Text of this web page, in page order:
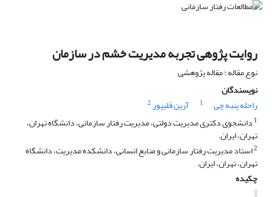
روایت پژوهی تجربه مدیریت خشم در سازمان
نوع مقاله : مقاله پژوهشی
نویسندگان
راحله پنبه چی
1 آرین قلیپور2
1 دانشجوی دکتری مدیریت دولتی، مدیریت رفتار سازمانی، دانشگاه تهران،
تهران، ایران.
2استاد مدیریت رفتار سازمانی و منابع انسانی، دانشکده مدیریت، دانشگاه
تهران، تهران، ایران.
چکیده